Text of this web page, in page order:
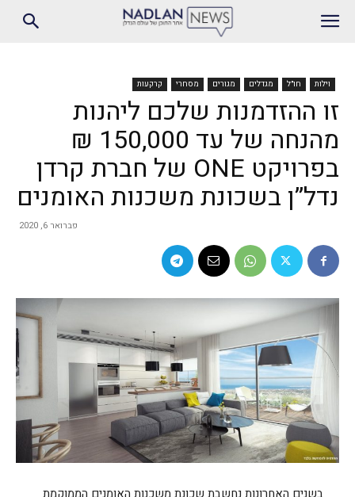
וילות חו״ל מגדלים מגורים מסחרי קרקעות
זו ההזדמנות שלכם ליהנות
מהנחה של עד 150,000 ₪
בפרויקט ONE של חברת קרדן
נדל”ן בשכונת משכנות האומנים
פברואר 6, 2020